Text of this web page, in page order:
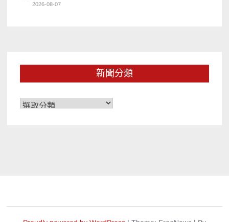
2026-08-07
新聞分類
新